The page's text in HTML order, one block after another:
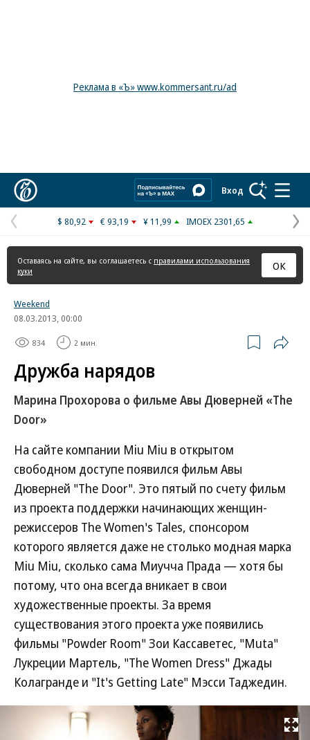
Реклама в «Ъ» www.kommersant.ru/ad
Вход
Предыдущая
страница
$ 80,92 € 93,19 ¥ 11,99 IMOEX 2301,65
Оставаясь на сайте, вы соглашаетесь с правилами использования
куки
ОК
Weekend
08.03.2013, 00:00
834 2 мин.
Дружба нарядов
Марина Прохорова о фильме Авы Дюверней «The
Door»
На сайте компании Miu Miu в открытом
свободном доступе появился фильм Авы
Дюверней "The Door". Это пятый по счету фильм
из проекта поддержки начинающих женщин-
режиссеров The Women's Tales, спонсором
которого является даже не столько модная марка
Miu Miu, сколько сама Миучча Прада — хотя бы
потому, что она всегда вникает в свои
художественные проекты. За время
существования этого проекта уже появились
фильмы "Powder Room" Зои Кассаветес, "Muta"
Лукреции Мартель, "The Women Dress" Джады
Колагранде и "It's Getting Late" Мэсси Таджедин.
Развернуть